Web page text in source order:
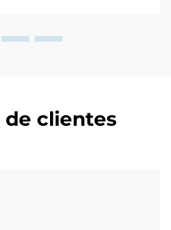
de clientes